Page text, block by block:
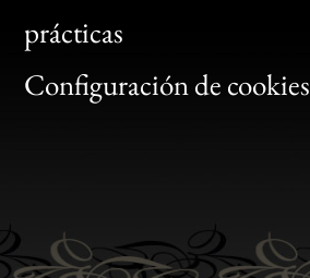
prácticas
Configuración de cookies